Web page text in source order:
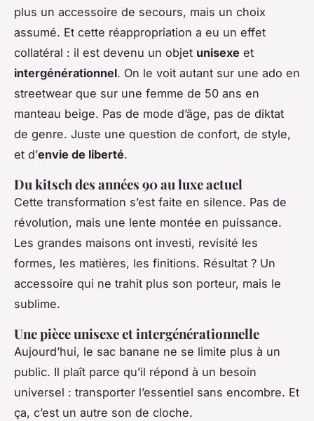
plus un accessoire de secours, mais un choix
assumé. Et cette réappropriation a eu un effet
collatéral : il est devenu un objet unisexe et
intergénérationnel. On le voit autant sur une ado en
streetwear que sur une femme de 50 ans en
manteau beige. Pas de mode d’âge, pas de diktat
de genre. Juste une question de confort, de style,
et d’envie de liberté.
Du kitsch des années 90 au luxe actuel
Cette transformation s’est faite en silence. Pas de
révolution, mais une lente montée en puissance.
Les grandes maisons ont investi, revisité les
formes, les matières, les finitions. Résultat ? Un
accessoire qui ne trahit plus son porteur, mais le
sublime.
Une pièce unisexe et intergénérationnelle
Aujourd’hui, le sac banane ne se limite plus à un
public. Il plaît parce qu’il répond à un besoin
universel : transporter l’essentiel sans encombre. Et
ça, c’est un autre son de cloche.